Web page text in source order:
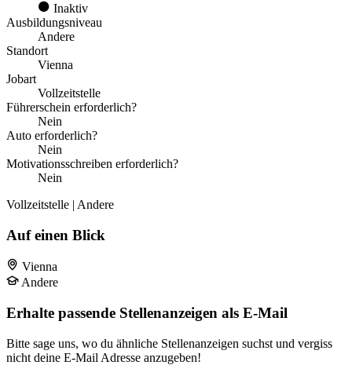
Inaktiv
Ausbildungsniveau
Andere
Standort
Vienna
Jobart
Vollzeitstelle
Führerschein erforderlich?
Nein
Auto erforderlich?
Nein
Motivationsschreiben erforderlich?
Nein
Vollzeitstelle | Andere
Auf einen Blick
Vienna
Andere
Erhalte passende Stellenanzeigen als E-Mail
Bitte sage uns, wo du ähnliche Stellenanzeigen suchst und vergiss
nicht deine E-Mail Adresse anzugeben!